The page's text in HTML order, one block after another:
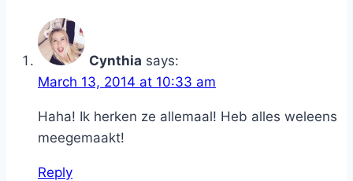
Cynthia says:
March 13, 2014 at 10:33 am
Haha! Ik herken ze allemaal! Heb alles weleens
meegemaakt!
Reply